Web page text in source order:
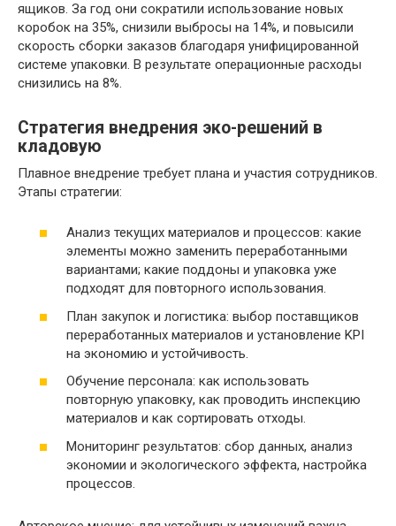
ящиков. За год они сократили использование новых
коробок на 35%, снизили выбросы на 14%, и повысили
скорость сборки заказов благодаря унифицированной
системе упаковки. В результате операционные расходы
снизились на 8%.
Стратегия внедрения эко-решений в
кладовую
Плавное внедрение требует плана и участия сотрудников.
Этапы стратегии:
Анализ текущих материалов и процессов: какие
элементы можно заменить переработанными
вариантами; какие поддоны и упаковка уже
подходят для повторного использования.
План закупок и логистика: выбор поставщиков
переработанных материалов и установление KPI
на экономию и устойчивость.
Обучение персонала: как использовать
повторную упаковку, как проводить инспекцию
материалов и как сортировать отходы.
Мониторинг результатов: сбор данных, анализ
экономии и экологического эффекта, настройка
процессов.